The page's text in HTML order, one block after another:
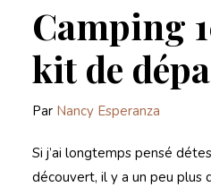
Camping
kit de
Par Nancy Esperanza
Si j’ai longtemps pensé
découvert, il y a un peu plus